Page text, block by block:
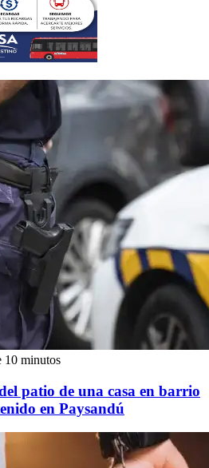
10 minutos
patio de una casa en barrio
en Paysandú